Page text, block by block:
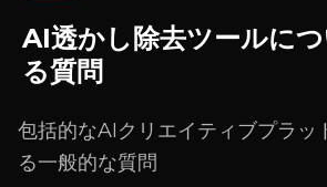
AI透かし除去ツールに
る質問
包括的なAIクリエイティブプラッ
る一般的な質問